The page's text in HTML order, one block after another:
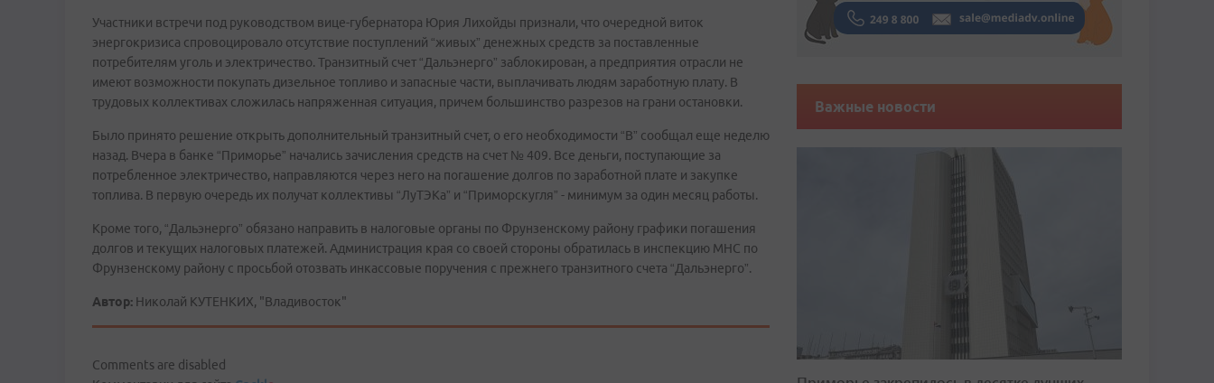
Участники встречи под руководством вице-губернатора Юрия Лихойды признали, что очередной виток
энергокризиса спровоцировало отсутствие поступлений “живых” денежных средств за поставленные
потребителям уголь и электричество. Транзитный счет “Дальэнерго” заблокирован, а предприятия отрасли не
имеют возможности покупать дизельное топливо и запасные части, выплачивать людям заработную плату. В
трудовых коллективах сложилась напряженная ситуация, причем большинство разрезов на грани остановки.
Было принято решение открыть дополнительный транзитный счет, о его необходимости “В” сообщал еще неделю
назад. Вчера в банке “Приморье” начались зачисления средств на счет № 409. Все деньги, поступающие за
потребленное электричество, направляются через него на погашение долгов по заработной плате и закупке
топлива. В первую очередь их получат коллективы “ЛуТЭКа” и “Приморскугля” - минимум за один месяц работы.
Кроме того, “Дальэнерго” обязано направить в налоговые органы по Фрунзенскому району графики погашения
долгов и текущих налоговых платежей. Администрация края со своей стороны обратилась в инспекцию МНС по
Фрунзенскому району с просьбой отозвать инкассовые поручения с прежнего транзитного счета “Дальэнерго”.
Автор: Николай КУТЕНКИХ, "Владивосток"
Comments are disabled
Важные новости